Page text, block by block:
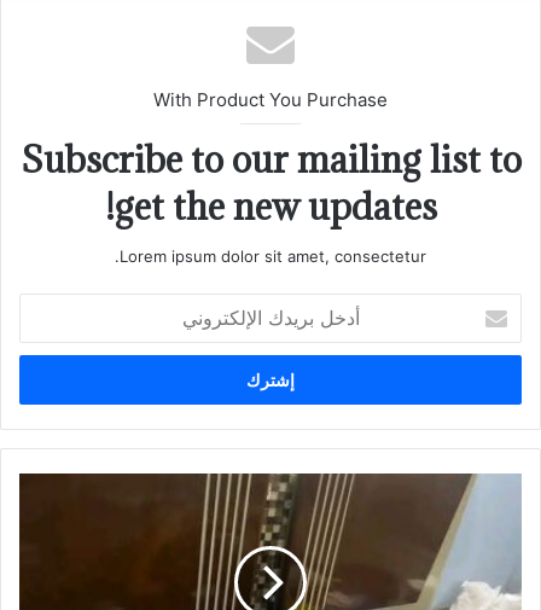
With Product You Purchase
Subscribe to our mailing list to
get the new updates!
Lorem ipsum dolor sit amet, consectetur.
بريدك
الإلكتروني